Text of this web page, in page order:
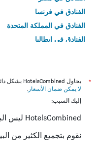
الفنادق في فرنسا
الفنادق في المملكة المتحدة
الفنادق في إيطاليا
*
يحاول HotelsCombined بشكل دائم الحصول على الأسعار الدقيقة، ولكن
لا يمكن ضمان الأسعار .
إليك السبب:
HotelsCombined ليس البائع
نقوم بتجميع الكثير من